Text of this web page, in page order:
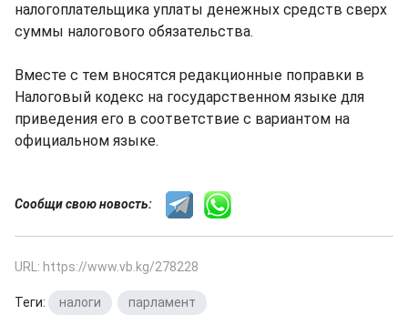
налогоплательщика уплаты денежных средств сверх
суммы налогового обязательства.
Вместе с тем вносятся редакционные поправки в
Налоговый кодекс на государственном языке для
приведения его в соответствие с вариантом на
официальном языке.
Сообщи свою новость:
URL: https://www.vb.kg/278228
Теги: налоги парламент